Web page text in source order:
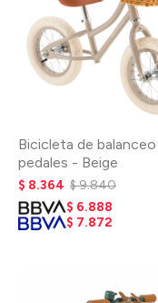
Bicicleta de balanceo
pedales - Beige
$ 8.364 $9.840
$ 6.888
$ 7.872